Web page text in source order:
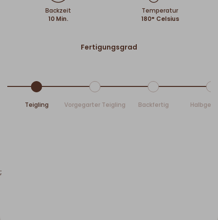
Backzeit
10 Min.
Temperatur
180° Celsius
Fertigungsgrad
Teigling Vorgegarter Teigling Backfertig
;